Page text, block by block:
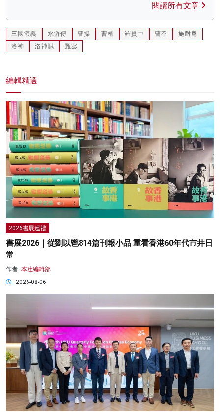
閱讀所有文章
三國演義 水滸傳 曹操 曹植 羅貫中 曹丕
施耐庵
洛神
洛神賦 甄宓
編輯精選
2026書展巡禮
書展2026｜從劉以鬯814篇刊報小品 重看香港60年代市井日
常
作者: 本社編輯部
2026-08-06